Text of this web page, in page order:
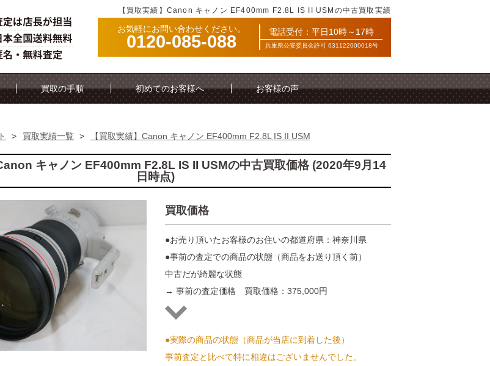
【買取実績】Canon キャノン EF400mm F2.8L IS II USMの中古買取実績
お気軽にお問い合わせください。
0120-085-088 電話受付：平日10時～17時
兵庫県公安委員会許可 631122000018号
買取の手順 初めてのお客様へ お客様の声
> 買取実績一覧 > 【買取実績】Canon キャノン EF400mm F2.8L IS II USM
キャノン EF400mm F2.8L IS II USMの中古買取価格 (2020年9月14
日時点)
買取価格
●お売り頂いたお客様のお住いの都道府県：神奈川県
●事前の査定での商品の状態（商品をお送り頂く前）
中古だが綺麗な状態
→ 事前の査定価格 買取価格：375,000円
●実際の商品の状態（商品が当店に到着した後）
事前査定と比べて特に相違はございませんでした。